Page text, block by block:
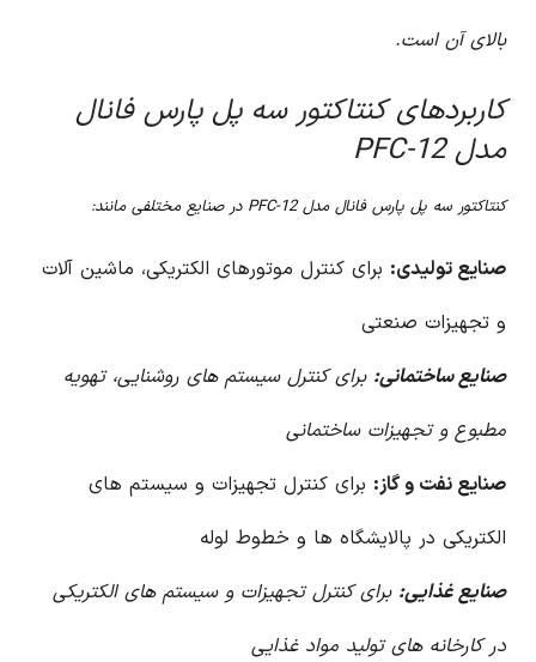
بالای آن است.
کاربردهای کنتاکتور سه پل پارس فانال
مدل PFC-12
کنتاکتور سه پل پارس فانال مدل PFC-12 در صنایع مختلفی مانند:
صنایع تولیدی: برای کنترل موتورهای الکتریکی، ماشین آلات
و تجهیزات صنعتی
صنایع ساختمانی: برای کنترل سیستم های روشنایی، تهویه
مطبوع و تجهیزات ساختمانی
صنایع نفت و گاز: برای کنترل تجهیزات و سیستم های
الکتریکی در پالایشگاه ها و خطوط لوله
صنایع غذایی: برای کنترل تجهیزات و سیستم های الکتریکی
در کارخانه های تولید مواد غذایی